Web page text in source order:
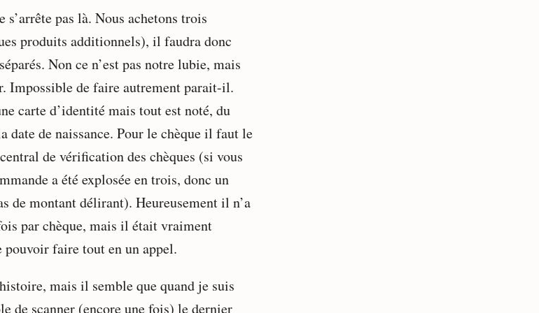
s’arrête pas là. Nous achetons trois
produits additionnels), il faudra donc
Non ce n’est pas notre lubie, mais
Impossible de faire autrement parait-il.
carte d’identité mais tout est noté, du
date de naissance. Pour le chèque il faut le
de vérification des chèques (si vous
a été explosée en trois, donc un
de montant délirant). Heureusement il n’a
par chèque, mais il était vraiment
faire tout en un appel.
mais il semble que quand je suis
de scanner (encore une fois) le dernier